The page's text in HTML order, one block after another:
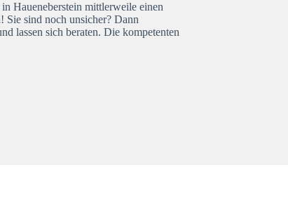
Haueneberstein mittlerweile einen
Sie sind noch unsicher? Dann
lassen sich beraten. Die kompetenten